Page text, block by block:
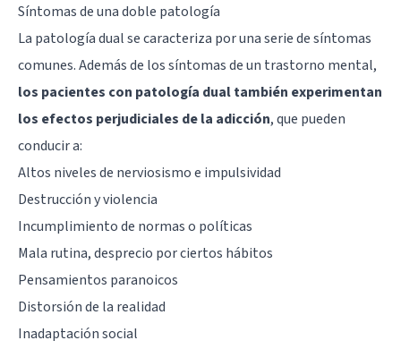
Síntomas de una doble patología
La patología dual se caracteriza por una serie de síntomas
comunes. Además de los síntomas de un trastorno mental,
los pacientes con patología dual también experimentan
los efectos perjudiciales de la adicción, que pueden
conducir a:
Altos niveles de nerviosismo e impulsividad
Destrucción y violencia
Incumplimiento de normas o políticas
Mala rutina, desprecio por ciertos hábitos
Pensamientos paranoicos
Distorsión de la realidad
Inadaptación social